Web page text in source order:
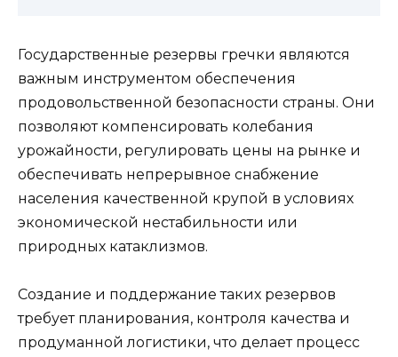
Государственные резервы гречки являются
важным инструментом обеспечения
продовольственной безопасности страны. Они
позволяют компенсировать колебания
урожайности, регулировать цены на рынке и
обеспечивать непрерывное снабжение
населения качественной крупой в условиях
экономической нестабильности или
природных катаклизмов.
Создание и поддержание таких резервов
требует планирования, контроля качества и
продуманной логистики, что делает процесс